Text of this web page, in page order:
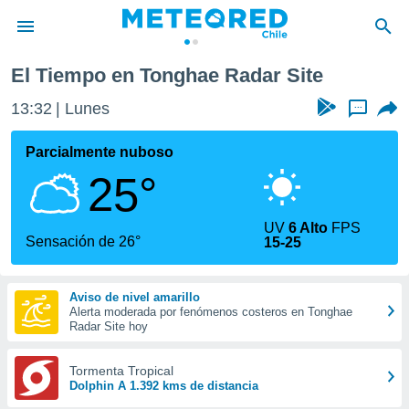
de
por
se
calidad.
a este
las
y
forma
digital
basada
El Tiempo en Tonghae Radar Site
13:32 Lunes ...
Parcialmente nuboso
25°
Sensación de 26°
UV6 Alto FPS
15-25
Aviso de nivel amarillo
Alerta moderada por fenómenos costeros en Tonghae
Radar Site hoy
Tormenta Tropical
Dolphin A 1.392 kms de distancia